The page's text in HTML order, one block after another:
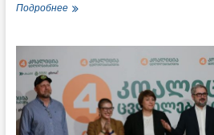
ПодробнееСлужба
снижении
безработицы
Грузии